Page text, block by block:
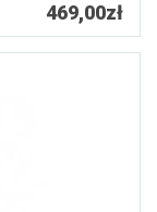
469,00zł